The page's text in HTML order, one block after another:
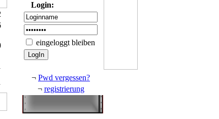
Login:
eingeloggt bleiben
¬ Pwd vergessen?
¬ registrierung